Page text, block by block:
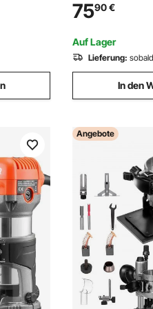
Rohrklemmung
7590€
Auf Lager
Lieferung:
In den
Angebote